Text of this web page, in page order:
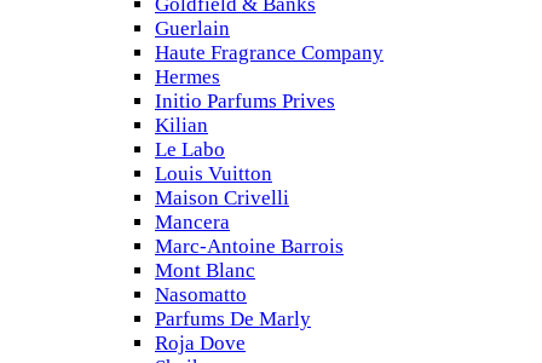
Guerlain
Haute Fragrance Company
Hermes
Initio Parfums Prives
Kilian
Le Labo
Louis Vuitton
Maison Crivelli
Mancera
Marc-Antoine Barrois
Mont Blanc
Nasomatto
Parfums De Marly
Roja Dove